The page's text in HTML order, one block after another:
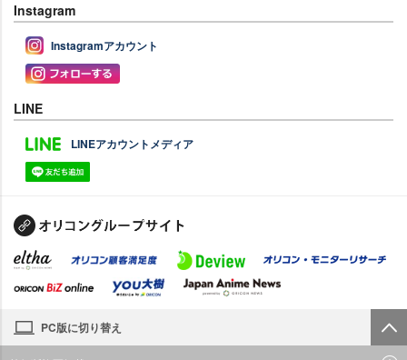
Instagram
Instagramアカウント
LINE
LINEアカウントメディア
PC版に切り替え